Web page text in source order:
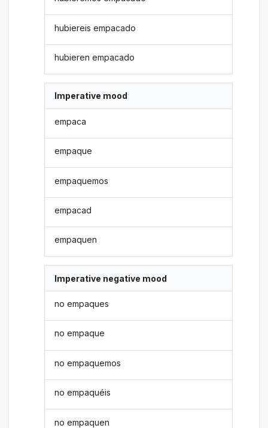
hubiereis empacado
hubieren empacado
Imperative mood
empaca
empaque
empaquemos
empacad
empaquen
Imperative negative mood
no empaques
no empaque
no empaquemos
no empaquéis
no empaquen